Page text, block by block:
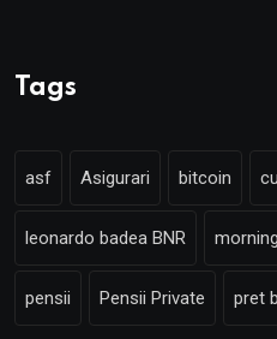
Tags
asf Asigurari bitcoin
leonardo badea BNR
pensii Pensii Private pret